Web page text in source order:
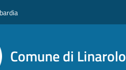
Comune di Linarolo